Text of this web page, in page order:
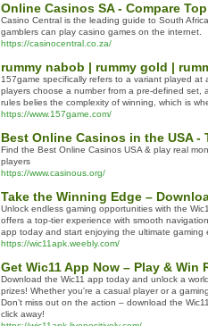
Online Casinos SA - Compare
Casino Central is the leading guide to South
gamblers can play casino games on the internet.
https://casinocentral.co.za/
rummy nabob | rummy gold |
157game specifically refers to a variant played
players choose a number from a pre-defined set,
rules belies the complexity of winning, which is
https://www.157game.com/
Best Online Casinos in the USA -
Find the Best Online Casinos USA & play real
players
https://www.casinous.org/
Take the Winning Edge –
Unlock endless gaming opportunities with the
offers a top-tier experience with smooth
app today and start enjoying the ultimate
https://wic11apk.weebly.com/
Get Wic11 App Now – Play & Win
Download the Wic11 app today and unlock a
prizes! Whether you're a casual player or a
Don’t miss out on the action – download the
click away!